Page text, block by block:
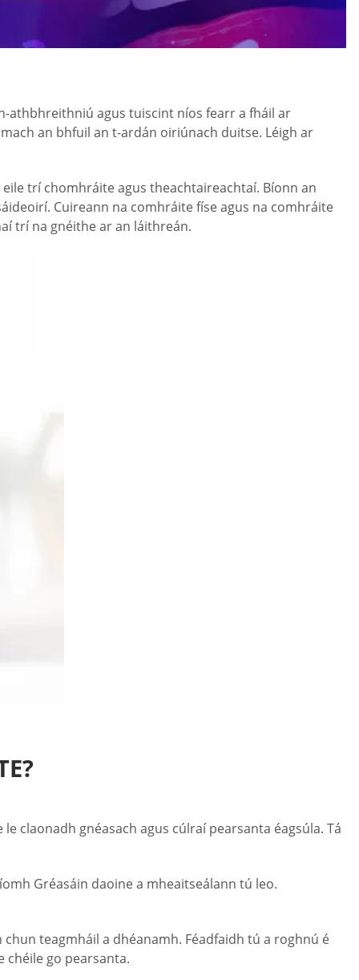
athbhreithniú agus tuiscint níos fearr a fháil ar
an bhfuil an t-ardán oiriúnach duitse. Léigh ar
trí chomhráite agus theachtaireachtaí. Bíonn an
Cuireann na comhráite físe agus na comhráite
trí na gnéithe ar an láithreán.
claonadh gnéasach agus cúlraí pearsanta éagsúla. Tá
Gréasáin daoine a mheaitseálann tú leo.
teagmháil a dhéanamh. Féadfaidh tú a roghnú é
chéile go pearsanta.